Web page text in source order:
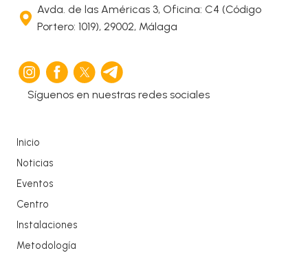
Avda. de las Américas 3, Oficina: C4 (Código
Portero: 1019), 29002, Málaga
Síguenos en nuestras redes sociales
Inicio
Noticias
Eventos
Centro
Instalaciones
Metodología